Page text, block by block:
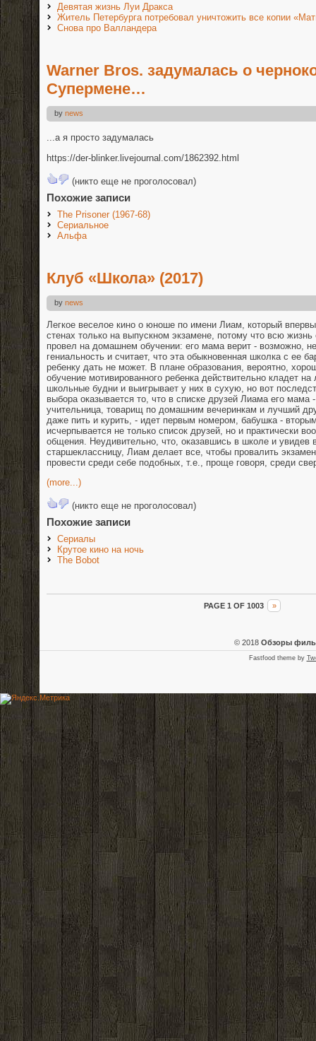
Девятая жизнь Луи Дракса
Житель Петербурга потребовал уничтожить все копии
Снова про Валландера
Warner Bros. задумалась о
Супермене…
by news
...а я просто задумалась
https://der-blinker.livejournal.com/1862392.html
(никто еще не проголосовал)
Похожие записи
The Prisoner (1967-68)
Сериальное
Альфа
Клуб «Школа» (2017)
by news
Легкое веселое кино о юноше по имени Лиам, который
стенах только на выпускном экзамене, потому что всю
провел на домашнем обучении: его мама верит - возможно,
гениальность и считает, что эта обыкновенная школка с ее
ребенку дать не может. В плане образования, вероятно,
обучение мотивированного ребенка действительно кладет на
школьные будни и выигрывает у них в сухую, но вот
выбора оказывается то, что в списке друзей Лиама его мама
учительница, товарищ по домашним вечеринкам и лучший
даже пить и курить, - идет первым номером, бабушка -
исчерпывается не только список друзей, но и практически
общения. Неудивительно, что, оказавшись в школе и увидев
старшеклассницу, Лиам делает все, чтобы провалить
провести среди себе подобных, т.е., проще говоря, среди
(more...)
(никто еще не проголосовал)
Похожие записи
Сериалы
Крутое кино на ночь
The Bobot
PAGE 1 OF 1003 »
© 2018 Обзоры
Fastfood theme by